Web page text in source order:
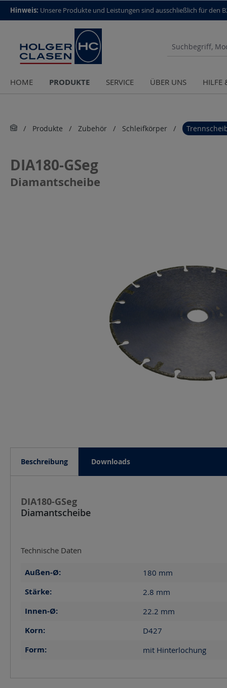
top scroll helper
Hinweis: Unsere Produkte und Leistungen sind aus­schließlich für den
HOME PRODUKTE SERVICE ÜBER UNS HILFE
Produkte Zubehör Schleifkörper
DIA180-GSeg
Diamantscheibe
Beschreibung Downloads
DIA180-GSeg
Diamantscheibe
Technische Daten
Außen-Ø: 180 mm
Stärke: 2.8 mm
Innen-Ø: 22.2 mm
Korn: D427
Form: mit Hinterlochung